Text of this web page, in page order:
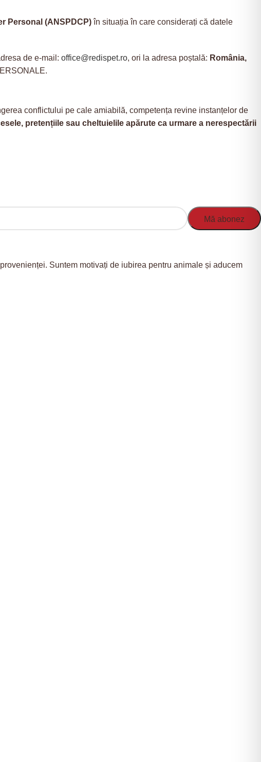
Personal (ANSPDCP)în situația în care considerați că datele
de e-mail: office@redispet.ro, ori la adresa poștală: România,
conflictului pe cale amiabilă, competența revine instanțelor de
pretențiile sau cheltuielile apărute ca urmare a nerespectării
Suntem motivați de iubirea pentru animale și aducem